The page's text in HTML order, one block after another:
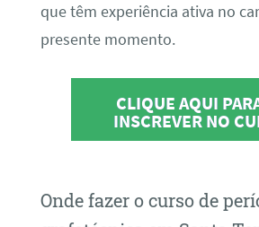
que têm experiência ativa no
presente momento.
CLIQUE AQUI
INSCREVER NO
Onde fazer o curso de